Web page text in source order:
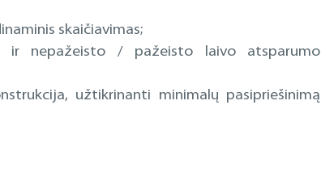
skaičiavimas;
ir nepažeisto / pažeisto laivo atsparumo
užtikrinanti minimalų pasipriešinimą